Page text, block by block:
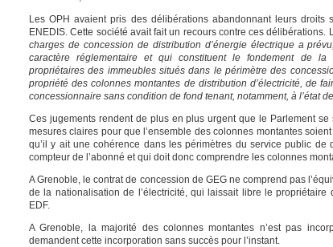
Les OPH avaient pris des délibérations abandonnant leurs
ENEDIS. Cette société avait fait un recours contre ces délibérations.
charges de concession de distribution d’énergie électrique a
caractère réglementaire et qui constituent le fondement de
propriétaires des immeubles situés dans le périmètre des
propriété des colonnes montantes de distribution d’électricité, de
concessionnaire sans condition de fond tenant, notamment, à l’état
Ces jugements rendent de plus en plus urgent que le Parlement
mesures claires pour que l’ensemble des colonnes montantes
qu’il y ait une cohérence dans les périmètres du service public de
compteur de l’abonné et qui doit donc comprendre les colonnes
A Grenoble, le contrat de concession de GEG ne comprend pas
de la nationalisation de l’électricité, qui laissait libre le
EDF.
A Grenoble, la majorité des colonnes montantes n’est pas
demandent cette incorporation sans succès pour l’instant.